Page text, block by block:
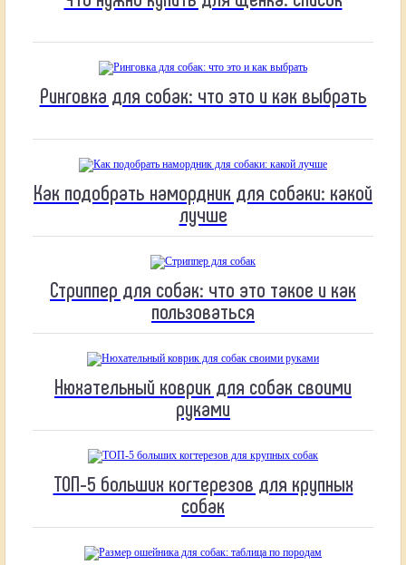
Ринговка для собак: что это и как выбрать
Как подобрать намордник для собаки: какой
лучше
Стриппер для собак: что это такое и как
пользоваться
Нюхательный коврик для собак своими
руками
ТОП-5 больших когтерезов для крупных
собак